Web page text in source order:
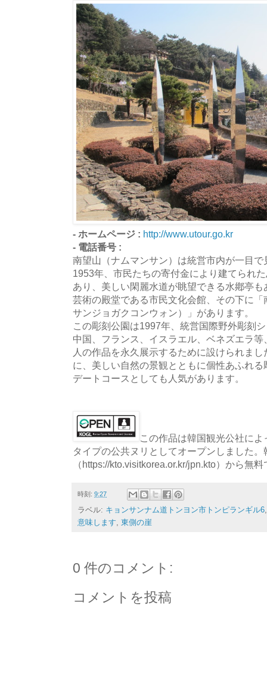
- ホームページ : http://www.utour.go.kr
- 電話番号 :
南望山（ナムマンサン）は統営市内が一目
1953年、市民たちの寄付金により建てられ
あり、美しい閑麗水道が眺望できる水鄕亭
芸術の殿堂である市民文化会館、その下に
サンジョガクコンウォン）」があります。
この彫刻公園は1997年、統営国際野外彫刻
中国、フランス、イスラエル、ベネズエラ
人の作品を永久展示するために設けられま
に、美しい自然の景観とともに個性あふれ
デートコースとしても人気があります。
この作品は韓国観光公社に
タイプの公共ヌリとしてオープンしました。
（https://kto.visitkorea.or.kr/jpn.kto）から無
時刻: 9:27
ラベル: キョンサンナム道トンヨン市トンピランギル6
意味します, 東側の崖
0 件のコメント:
コメントを投稿